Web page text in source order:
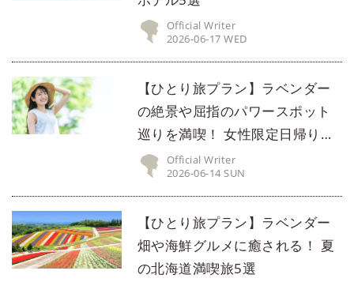
Official Writer
2026-06-17 WED
【ひとり旅プラン】ラベンダー
の絶景や屈指のパワースポット
巡りを満喫！ 女性限定日帰りツ
アー5選Official Writer
2026-06-14 SUN
【ひとり旅プラン】ラベンダー
畑や海鮮グルメに癒される！ 夏
の北海道満喫旅5選